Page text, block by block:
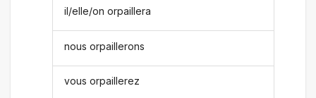
il/elle/on orpaillera
nous orpaillerons
vous orpaillerez